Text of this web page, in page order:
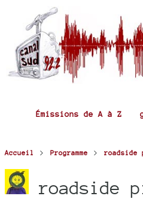
Émissions de A à Z
Accueil > Programme > roadside
roadside